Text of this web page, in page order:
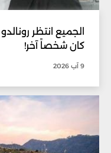
الجميع انتظر
كان شخصاً آخر!
9 آب 2026